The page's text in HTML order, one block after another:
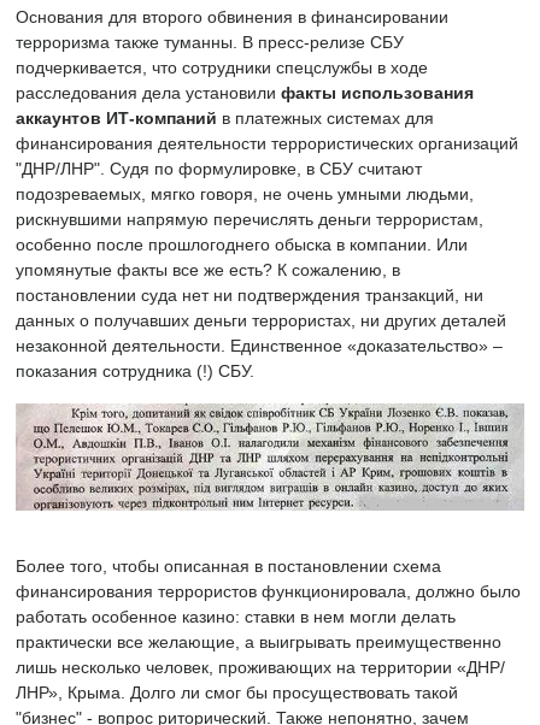
Основания для второго обвинения в финансировании
терроризма также туманны. В пресс-релизе СБУ
подчеркивается, что сотрудники спецслужбы в ходе
расследования дела установили факты использования
аккаунтов ИТ-компаний в платежных системах для
финансирования деятельности террористических организаций
"ДНР/ЛНР". Судя по формулировке, в СБУ считают
подозреваемых, мягко говоря, не очень умными людьми,
рискнувшими напрямую перечислять деньги террористам,
особенно после прошлогоднего обыска в компании. Или
упомянутые факты все же есть? К сожалению, в
постановлении суда нет ни подтверждения транзакций, ни
данных о получавших деньги террористах, ни других деталей
незаконной деятельности. Единственное «доказательство» –
показания сотрудника (!) СБУ.
Более того, чтобы описанная в постановлении схема
финансирования террористов функционировала, должно было
работать особенное казино: ставки в нем могли делать
практически все желающие, а выигрывать преимущественно
лишь несколько человек, проживающих на территории «ДНР/
ЛНР», Крыма. Долго ли смог бы просуществовать такой
"бизнес" - вопрос риторический. Также непонятно, зачем